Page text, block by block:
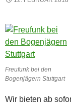
Freufunk bei den
Bogenjägern Stuttgart
Wir bieten ab